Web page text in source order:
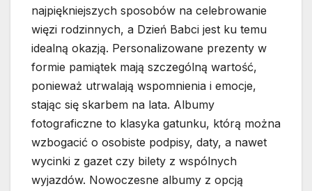
najpiękniejszych sposobów na celebrowanie
więzi rodzinnych, a Dzień Babci jest ku temu
idealną okazją. Personalizowane prezenty w
formie pamiątek mają szczególną wartość,
ponieważ utrwalają wspomnienia i emocje,
stając się skarbem na lata. Albumy
fotograficzne to klasyka gatunku, którą można
wzbogacić o osobiste podpisy, daty, a nawet
wycinki z gazet czy bilety z wspólnych
wyjazdów. Nowoczesne albumy z opcją